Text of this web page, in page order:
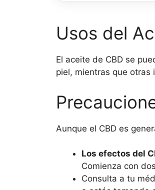
Usos del
El aceite de CBD se
piel, mientras que otras
Aunque el CBD es
Los efectos del
Comienza con
Consulta a tu